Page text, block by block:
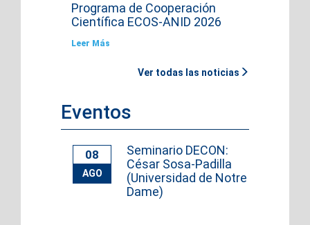
Programa de Cooperación
Científica ECOS-ANID 2026
Leer Más
Ver todas las noticias
Eventos
08
AGO
Seminario DECON:
César Sosa-Padilla
(Universidad de Notre
Dame)